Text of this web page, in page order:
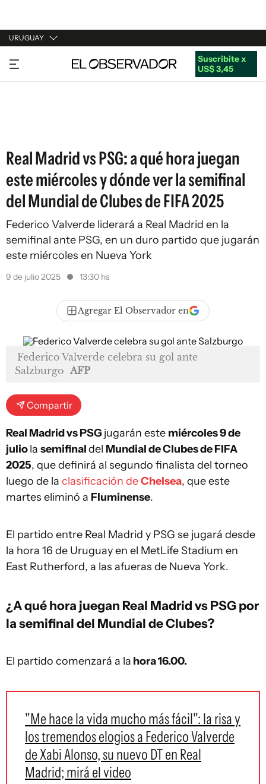
URUGUAY
URUGUAY
ARGENTINA
Suscribite x
US$ 3,45
Real Madrid vs PSG: a qué hora juegan
este miércoles y dónde ver la semifinal
del Mundial de Clubes de FIFA 2025
Federico Valverde liderará a Real Madrid en la
semifinal ante PSG, en un duro partido que jugarán
este miércoles en Nueva York
9 de julio 2025 13:30 hs
Agregar El Observador en
Federico Valverde celebra su gol ante
Salzburgo AFP
Compartir
Real Madrid vs PSG jugarán este miércoles 9 de
juliola semifinaldel Mundial de Clubes de FIFA
2025, que definirá al segundo finalista del torneo
luego de la clasificación deChelsea, que este
martes eliminó a Fluminense.
El partido entre Real Madrid y PSG se jugará desde
la hora 16 de Uruguay en el MetLife Stadium en
East Rutherford, a las afueras de Nueva York.
¿A qué hora juegan Real Madrid vs PSG por
la semifinal del Mundial de Clubes?
El partido comenzará a la hora 16.00.
"Me hace la vida mucho más fácil": la risa y
los tremendos elogios a Federico Valverde
de Xabi Alonso, su nuevo DT en Real
Madrid; mirá el video